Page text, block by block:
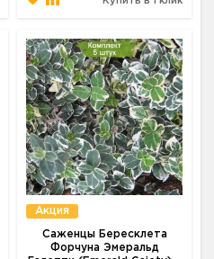
Акция
Саженцы Бересклета
Форчуна Эмеральд